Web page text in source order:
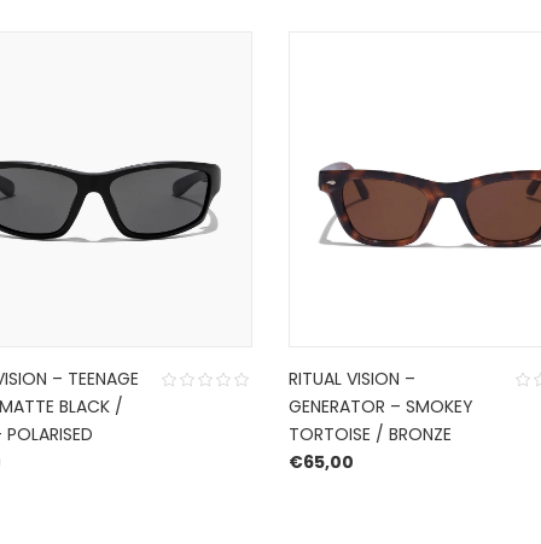
– TEENAGE
BLACK /
RITUAL VISION –
GENERATOR – SMOKEY
TORTOISE / BRONZE
€65,00